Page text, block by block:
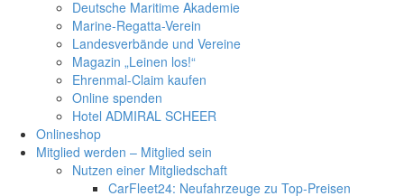
Deutsche Maritime Akademie
Marine-Regatta-Verein
Landesverbände und Vereine
Magazin „Leinen los!“
Ehrenmal-Claim kaufen
Online spenden
Hotel ADMIRAL SCHEER
Onlineshop
Mitglied werden – Mitglied sein
Nutzen einer Mitgliedschaft
CarFleet24: Neufahrzeuge zu Top-Preisen